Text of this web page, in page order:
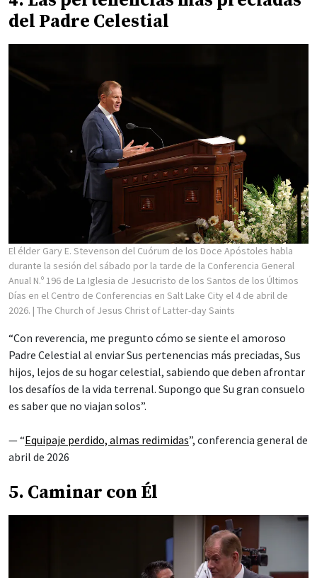
del Padre Celestial
El élder Gary E. Stevenson del Cuórum de los Doce Apóstoles habla
durante la sesión del sábado por la tarde de la Conferencia General
Anual N.º 196 de La Iglesia de Jesucristo de los Santos de los Últimos
Días en el Centro de Conferencias en Salt Lake City el 4 de abril de
2026. | The Church of Jesus Christ of Latter-day Saints
“Con reverencia, me pregunto cómo se siente el amoroso
Padre Celestial al enviar Sus pertenencias más preciadas, Sus
hijos, lejos de su hogar celestial, sabiendo que deben afrontar
los desafíos de la vida terrenal. Supongo que Su gran consuelo
es saber que no viajan solos”.
— “Equipaje perdido, almas redimidas”, conferencia general de
abril de 2026
5. Caminar con Él